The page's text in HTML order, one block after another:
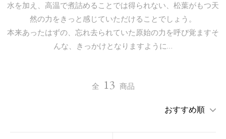
水を加え、高温で煮詰めることでは得られない、松葉がもつ天
然の力をきっと感じていただけることでしょう。
本来あったはずの、忘れ去られていた原始の力を呼び覚ますそ
んな、きっかけとなりますように…
全 13 商品